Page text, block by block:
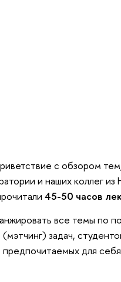
с обзором
и наших коллег
45-50 часов
все темы по
задач,
для себя